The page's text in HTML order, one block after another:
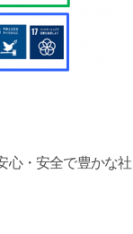
心・安全で豊かな社